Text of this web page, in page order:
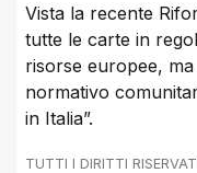
Vista la recente
tutte le carte in
risorse europee,
normativo
in Italia”.
TUTTI I DIRITTI